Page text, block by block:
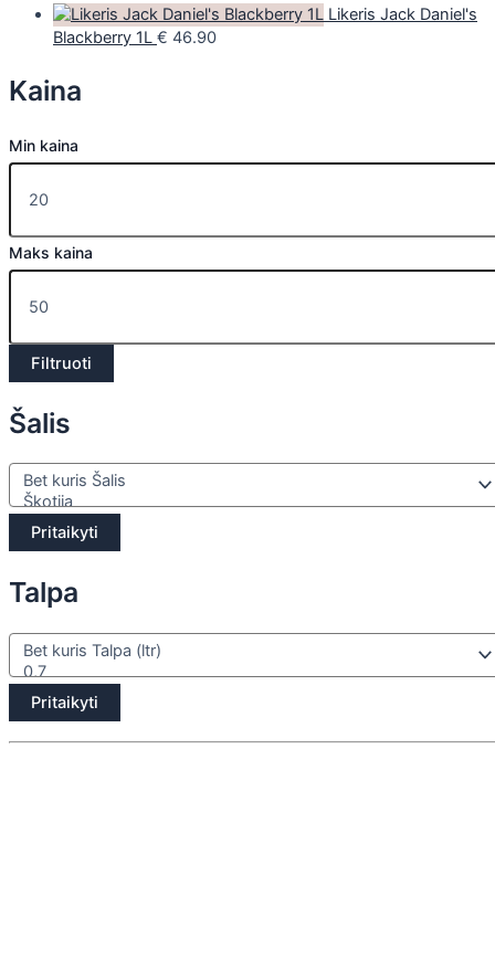
Likeris Jack Daniel's
Blackberry 1L € 46.90
Kaina
Min kaina
Maks kaina
Filtruoti
Šalis
Pritaikyti
Talpa
Pritaikyti